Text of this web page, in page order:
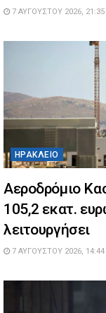
7 ΑΥΓΟΎΣΤΟΥ 2026, 21:35
ΗΡΆΚΛΕΙΟ
Αεροδρόμιο
105,2 εκατ.
λειτουργήσει
7 ΑΥΓΟΎΣΤΟΥ 2026, 14:44